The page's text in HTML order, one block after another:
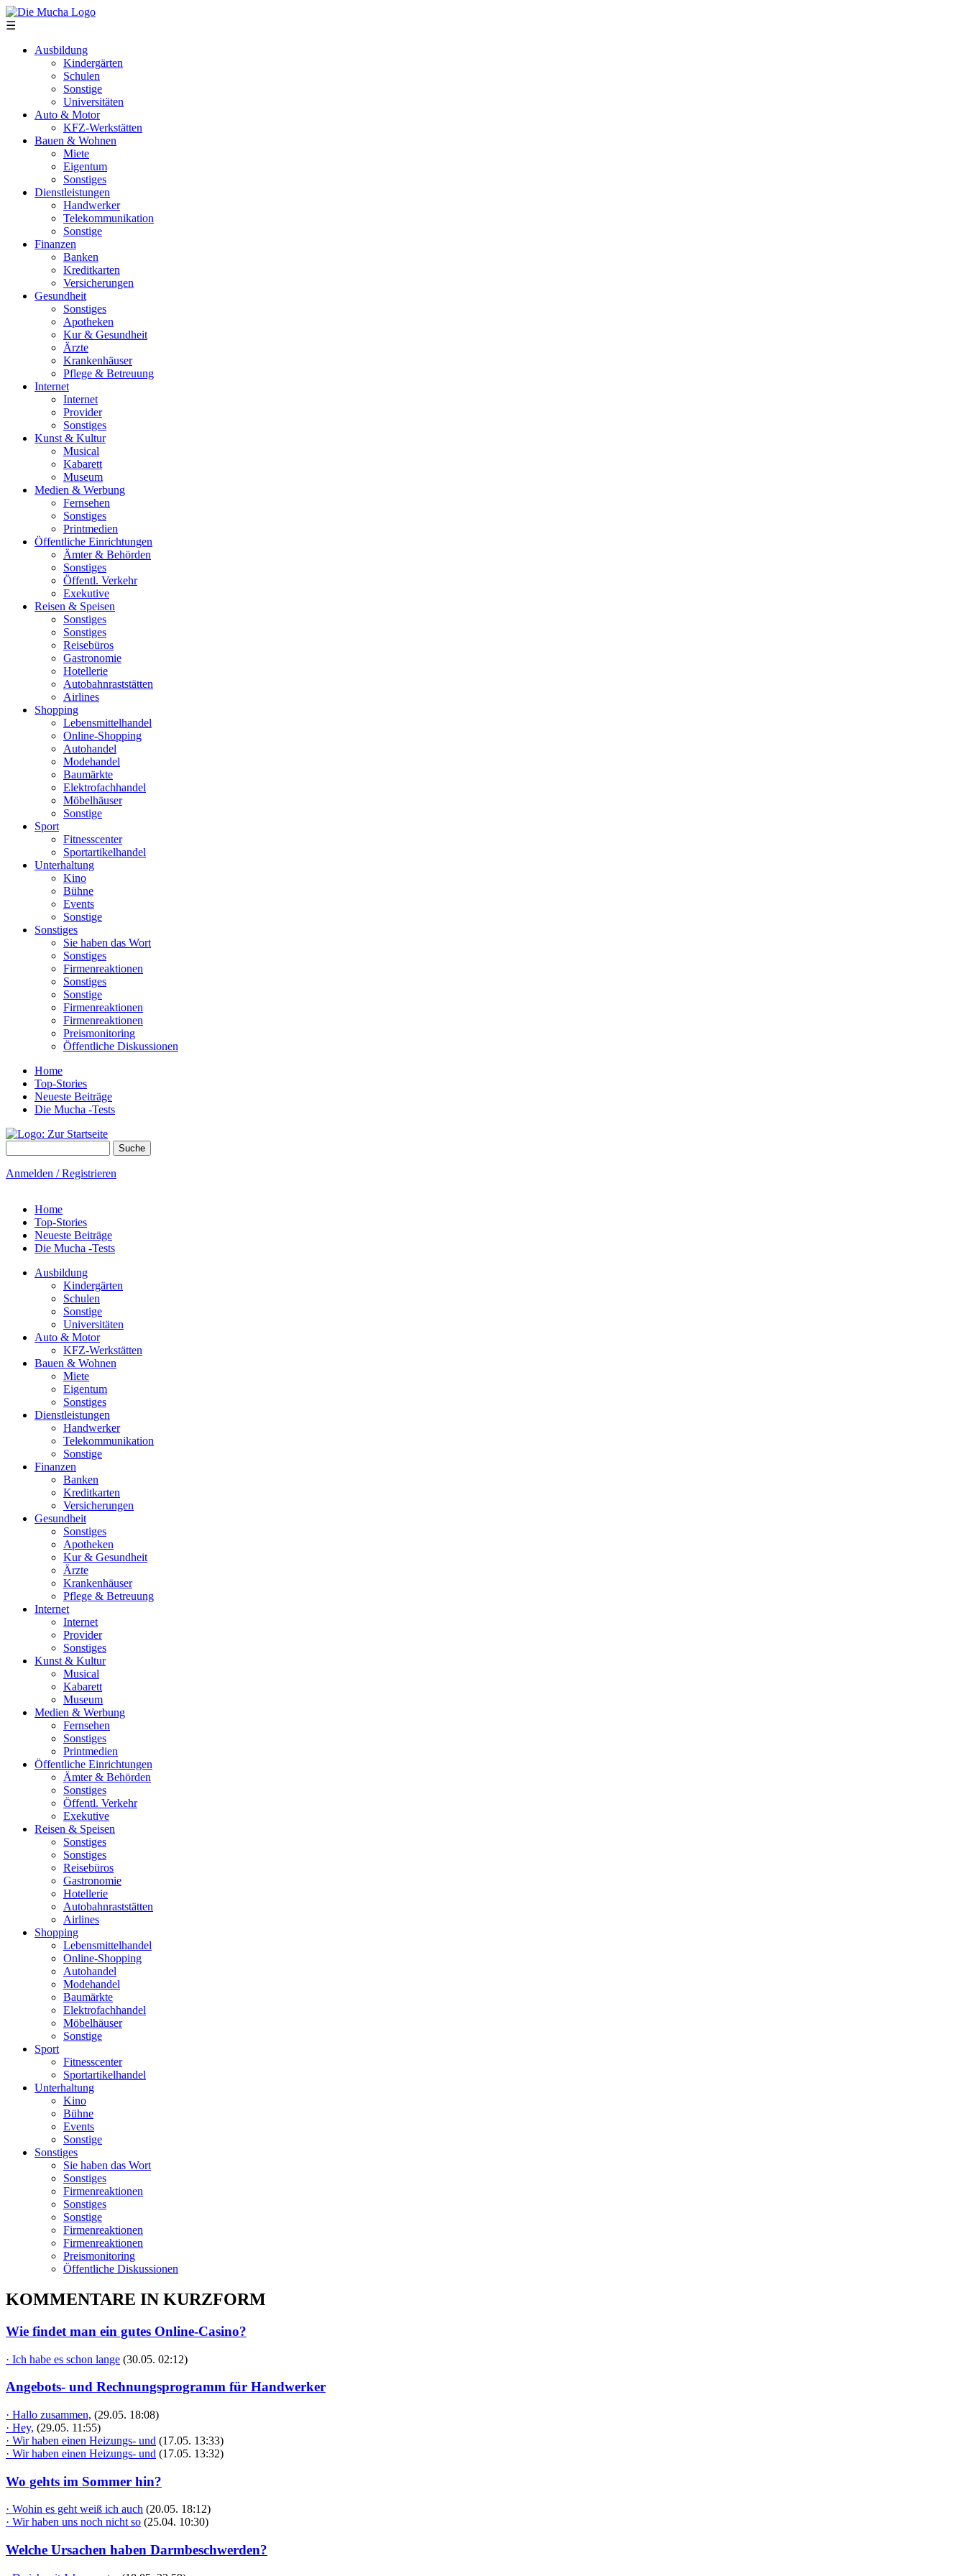
Direkt zum Inhalt
☰
Ausbildung
Kindergärten
Schulen
Sonstige
Universitäten
Auto & Motor
KFZ-Werkstätten
Bauen & Wohnen
Miete
Eigentum
Sonstiges
Dienstleistungen
Handwerker
Telekommunikation
Sonstige
Finanzen
Banken
Kreditkarten
Versicherungen
Gesundheit
Sonstiges
Apotheken
Kur & Gesundheit
Ärzte
Krankenhäuser
Pflege & Betreuung
Internet
Internet
Provider
Sonstiges
Kunst & Kultur
Musical
Kabarett
Museum
Medien & Werbung
Fernsehen
Sonstiges
Printmedien
Öffentliche Einrichtungen
Ämter & Behörden
Sonstiges
Öffentl. Verkehr
Exekutive
Reisen & Speisen
Sonstiges
Sonstiges
Reisebüros
Gastronomie
Hotellerie
Autobahnraststätten
Airlines
Shopping
Lebensmittelhandel
Online-Shopping
Autohandel
Modehandel
Baumärkte
Elektrofachhandel
Möbelhäuser
Sonstige
Sport
Fitnesscenter
Sportartikelhandel
Unterhaltung
Kino
Bühne
Events
Sonstige
Sonstiges
Sie haben das Wort
Sonstiges
Firmenreaktionen
Sonstiges
Sonstige
Firmenreaktionen
Firmenreaktionen
Preismonitoring
Öffentliche Diskussionen
Home
Top-Stories
Neueste Beiträge
Die Mucha -Tests
Anmelden / Registrieren
Home
Top-Stories
Neueste Beiträge
Die Mucha -Tests
Ausbildung
Kindergärten
Schulen
Sonstige
Universitäten
Auto & Motor
KFZ-Werkstätten
Bauen & Wohnen
Miete
Eigentum
Sonstiges
Dienstleistungen
Handwerker
Telekommunikation
Sonstige
Finanzen
Banken
Kreditkarten
Versicherungen
Gesundheit
Sonstiges
Apotheken
Kur & Gesundheit
Ärzte
Krankenhäuser
Pflege & Betreuung
Internet
Internet
Provider
Sonstiges
Kunst & Kultur
Musical
Kabarett
Museum
Medien & Werbung
Fernsehen
Sonstiges
Printmedien
Öffentliche Einrichtungen
Ämter & Behörden
Sonstiges
Öffentl. Verkehr
Exekutive
Reisen & Speisen
Sonstiges
Sonstiges
Reisebüros
Gastronomie
Hotellerie
Autobahnraststätten
Airlines
Shopping
Lebensmittelhandel
Online-Shopping
Autohandel
Modehandel
Baumärkte
Elektrofachhandel
Möbelhäuser
Sonstige
Sport
Fitnesscenter
Sportartikelhandel
Unterhaltung
Kino
Bühne
Events
Sonstige
Sonstiges
Sie haben das Wort
Sonstiges
Firmenreaktionen
Sonstiges
Sonstige
Firmenreaktionen
Firmenreaktionen
Preismonitoring
Öffentliche Diskussionen
KOMMENTARE IN KURZFORM
Wie findet man ein gutes Online-Casino?
· Ich habe es schon lange (30.05. 02:12)
Angebots- und Rechnungsprogramm für Handwerker
· Hallo zusammen, (29.05. 18:08)
· Hey, (29.05. 11:55)
· Wir haben einen Heizungs- und (17.05. 13:33)
· Wir haben einen Heizungs- und (17.05. 13:32)
Wo gehts im Sommer hin?
· Wohin es geht weiß ich auch (20.05. 18:12)
· Wir haben uns noch nicht so (25.04. 10:30)
Welche Ursachen haben Darmbeschwerden?